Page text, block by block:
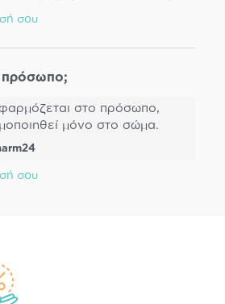
σου
πρόσωπο;
στο πρόσωπο,
μόνο στο σώμα.
σου